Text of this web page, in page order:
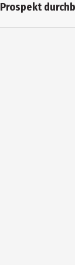
Prospekt